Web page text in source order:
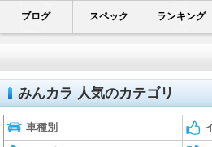
ブログ スペック ランキング
みんカラ 人気のカテゴリ
車種別